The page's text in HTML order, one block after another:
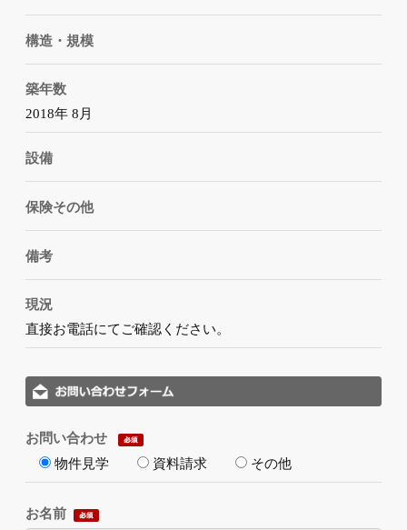
構造・規模
築年数
2018年 8月
設備
保険その他
備考
現況
直接お電話にてご確認ください。
お問い合わせ
物件見学
資料請求 その他
お名前